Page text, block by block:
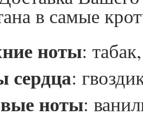
в самые
ноты:
сердца:
ноты: